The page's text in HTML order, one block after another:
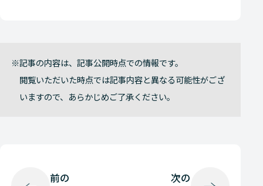
記事の内容は、記事公開時点での情報です。
閲覧いただいた時点では記事内容と異なる可能性がござ
いますので、あらかじめご了承ください。
前の
次の